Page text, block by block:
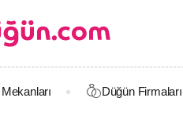
Düğün Firmaları